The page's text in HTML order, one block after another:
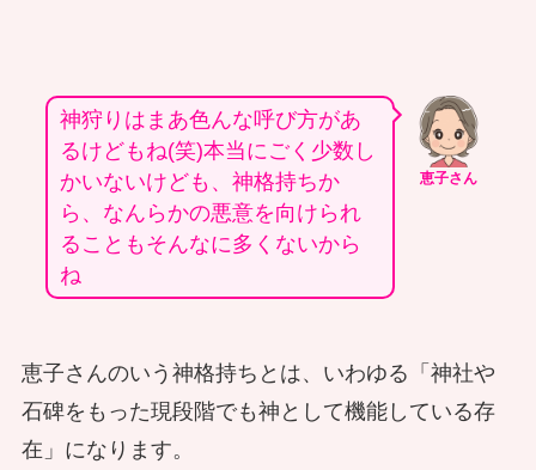
恵子さん
神狩りはまあ色んな呼び方があ
るけどもね(笑)本当にごく少数し
かいないけども、神格持ちか
ら、なんらかの悪意を向けられ
ることもそんなに多くないから
ね
恵子さんのいう神格持ちとは、いわゆる「神社や
石碑をもった現段階でも神として機能している存
在」になります。